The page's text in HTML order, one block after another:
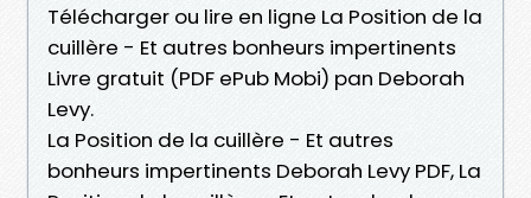
Télécharger ou lire en ligne La Position de la
cuillère - Et autres bonheurs impertinents
Livre gratuit (PDF ePub Mobi) pan Deborah
Levy.
La Position de la cuillère - Et autres
bonheurs impertinents Deborah Levy PDF, La